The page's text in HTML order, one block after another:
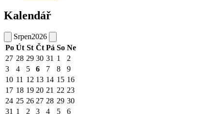
Kalendář
Srpen2026
Po Út St Čt Pá So Ne
27 28 29 30 31 1
2
3
4 5 6 7 8
9
10 11 12 13 14 15 16
17 18 19 20 21 22 23
24 25 26 27 28 29 30
31 1 2 3 4 5 6